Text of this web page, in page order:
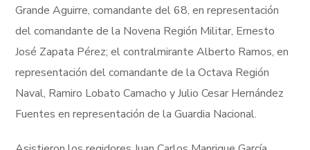
Grande Aguirre, comandante del 68, en representación
del comandante de la Novena Región Militar, Ernesto
José Zapata Pérez; el contralmirante Alberto Ramos, en
representación del comandante de la Octava Región
Naval, Ramiro Lobato Camacho y Julio Cesar Hernández
Fuentes en representación de la Guardia Nacional.